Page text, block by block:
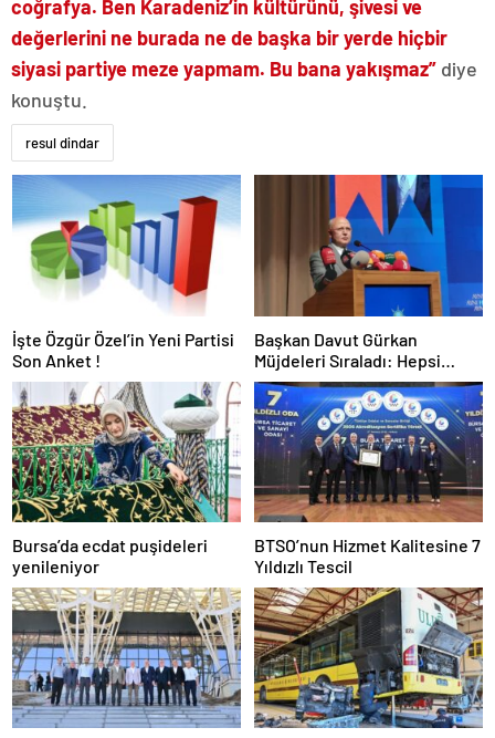
coğrafya. Ben Karadeniz’in kültürünü, şivesi ve
değerlerini ne burada ne de başka bir yerde hiçbir
siyasi partiye meze yapmam. Bu bana yakışmaz” diye
konuştu.
resul dindar
İşte Özgür Özel’in Yeni Partisi
Son Anket !
Başkan Davut Gürkan
Müjdeleri Sıraladı: Hepsi
Yakında Hizmete Giriyor !
Bursa’da ecdat puşideleri
yenileniyor
BTSO’nun Hizmet Kalitesine 7
Yıldızlı Tescil